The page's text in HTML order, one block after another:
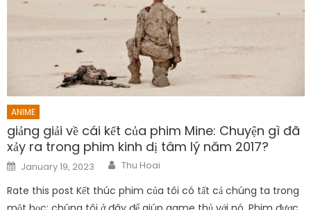
ANIME
giảng giải về cái kết của phim Mine: Chuyện gì đã
xảy ra trong phim kinh dị tâm lý năm 2017?
Posted
on
January 19, 2023 Author
Thu Hoai
Rate this post Kết thúc phim của tôi có tất cả chúng ta trong